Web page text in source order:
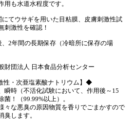
用も水道水程度です。
にてウサギを用いた目粘膜、皮膚刺激性試
刺激性を確認！
、2年間の長期保存（冷暗所に保存の場
財団法人 日本食品分析センター
性・次亜塩素酸ナトリウム】◆
瞬時（不活化試験において、作用後～15
！（99.99%以上）。
々な悪臭の原因物質を香りでごまかすので
臭します。